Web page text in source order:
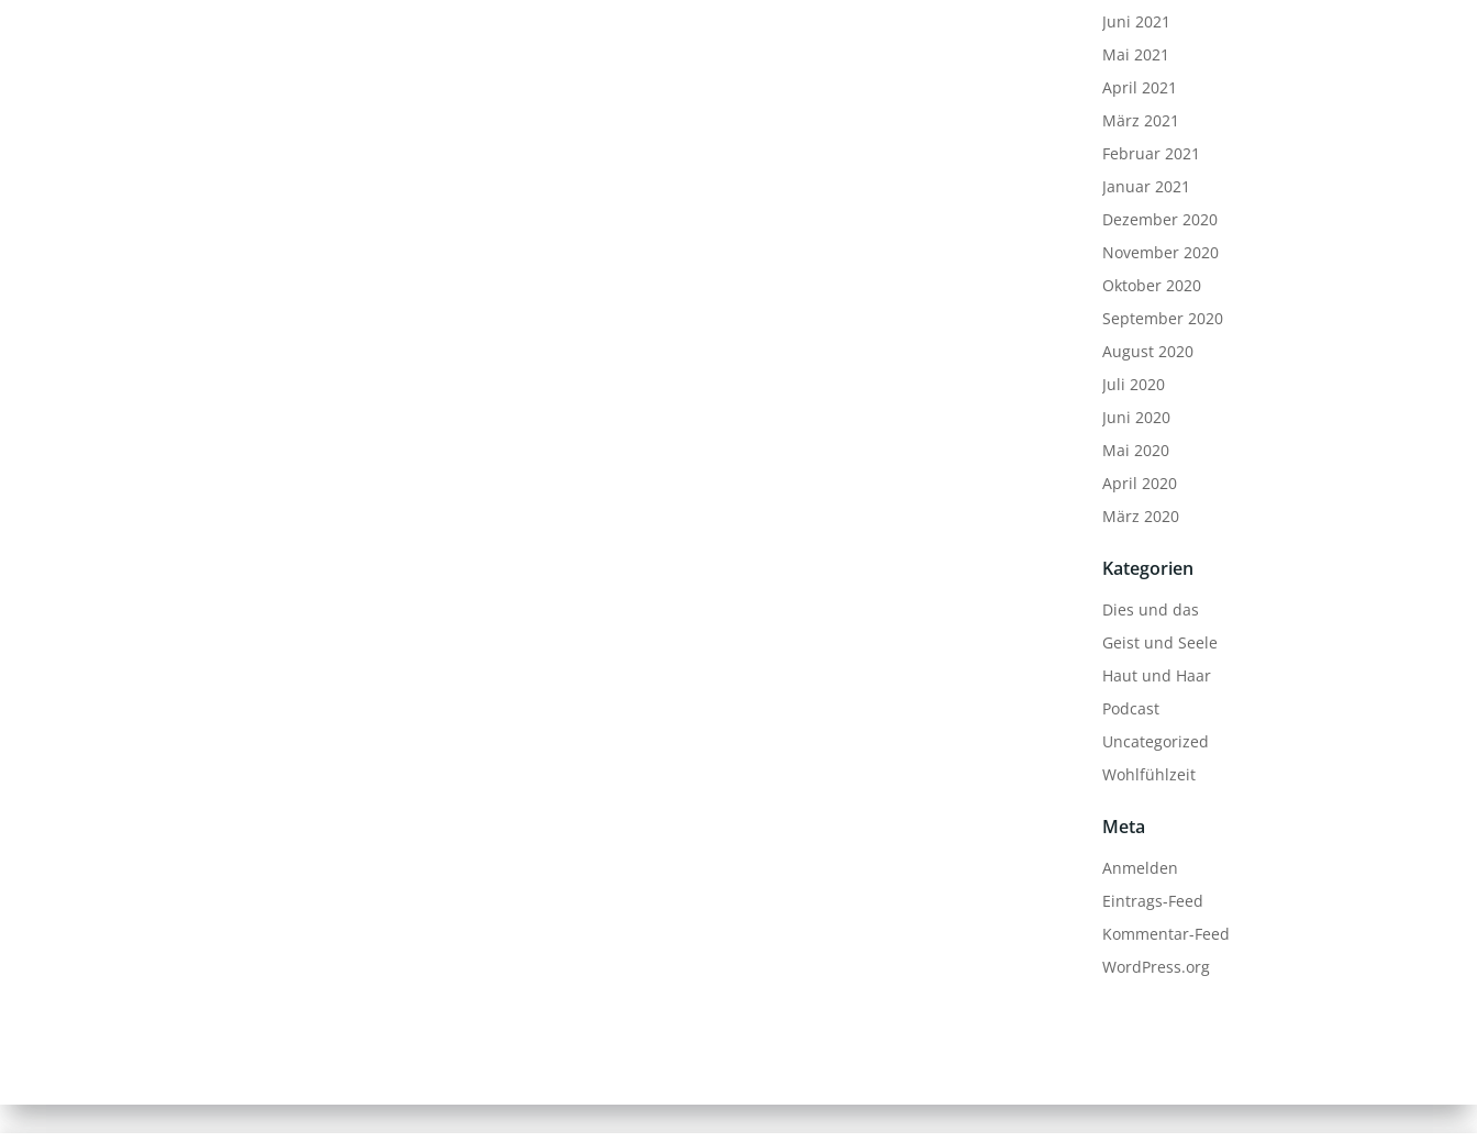
Juni 2021
Mai 2021
April 2021
März 2021
Februar 2021
Januar 2021
Dezember 2020
November 2020
Oktober 2020
September 2020
August 2020
Juli 2020
Juni 2020
Mai 2020
April 2020
März 2020
Kategorien
Dies und das
Geist und Seele
Haut und Haar
Podcast
Uncategorized
Wohlfühlzeit
Meta
Anmelden
Eintrags-Feed
Kommentar-Feed
WordPress.org